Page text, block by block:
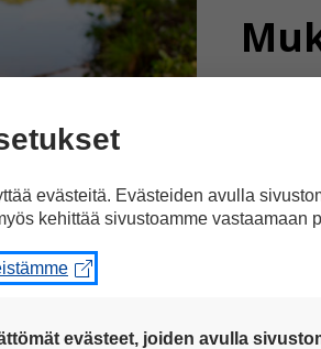
Tällä
evästeitä. Evästeiden avulla
kehittää sivustoamme vastaamaan
evästeet, joiden avulla